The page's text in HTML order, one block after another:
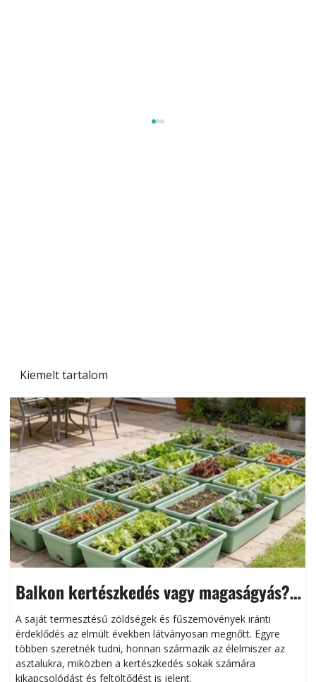
Kiemelt tartalom
Balkon kertészkedés vagy magaságyás?
Helytakarékos kertészkedés
A saját termesztésű zöldségek és fűszernövények iránti
érdeklődés az elmúlt években látványosan megnőtt. Egyre
többen szeretnék tudni, honnan származik az élelmiszer az
asztalukra, miközben a kertészkedés sokak számára
kikapcsolódást és feltöltődést is jelent.